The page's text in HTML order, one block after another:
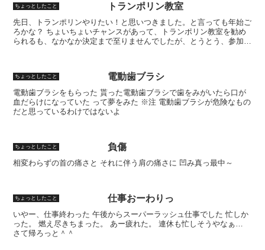
ちょっとしたこと トランポリン教室
先日、トランポリンやりたい！と思いつきました。と言っても年始ご
ろかな？ ちょいちょいチャンスがあって、トランポリン教室を勧め
られるも、なかなか決定まで至りませんでしたが、とうとう、参加す
ちょっとしたこと 電動歯ブラシ
電動歯ブラシをもらった 貰った電動歯ブラシで歯をみがいたら口が
血だらけになっていた って夢をみた ※注 電動歯ブラシが危険なもの
だと思っているわけではないよ
ちょっとしたこと 負傷
相変わらずの首の痛さと それに伴う肩の痛さに 凹み真っ最中～
ちょっとしたこと 仕事おーわりっ
いやー、仕事終わった 午後からスーパーラッシュ仕事でした 忙しか
った。 燃え尽きちまった。 あー疲れた。 連休も忙しそうやなぁ…
さて帰ろっと＾＾